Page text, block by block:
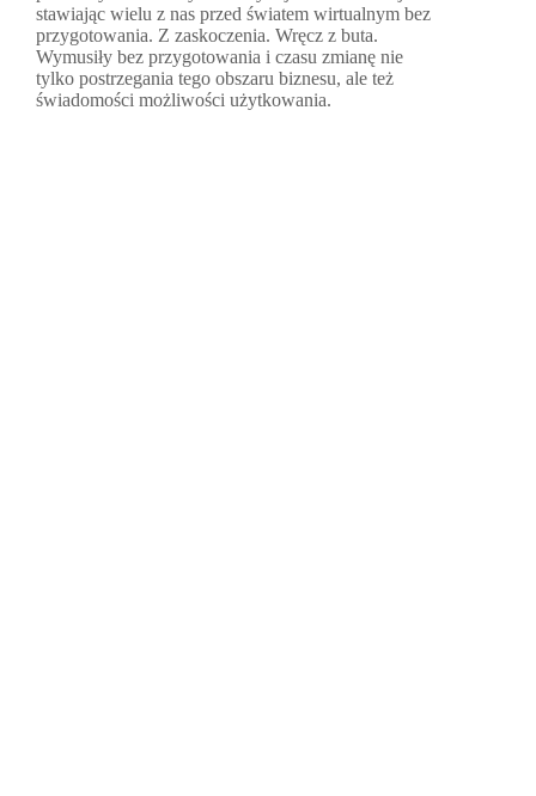
stawiając wielu z nas przed światem wirtualnym bez
przygotowania. Z zaskoczenia. Wręcz z buta.
Wymusiły bez przygotowania i czasu zmianę nie
tylko postrzegania tego obszaru biznesu, ale też
świadomości możliwości użytkowania.